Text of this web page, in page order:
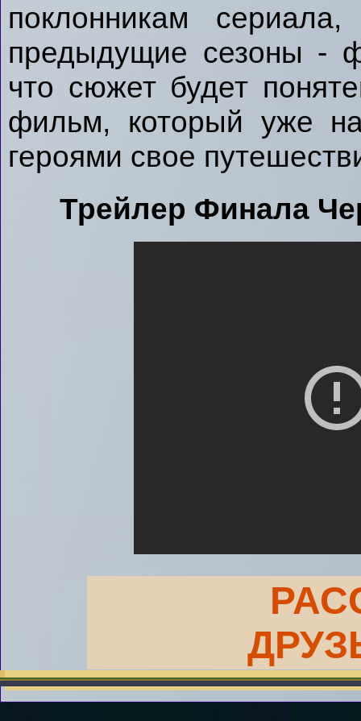
поклонникам
предыдущие сезоны -
что сюжет будет
фильм, который уже
героями свое
Трейлер Финала